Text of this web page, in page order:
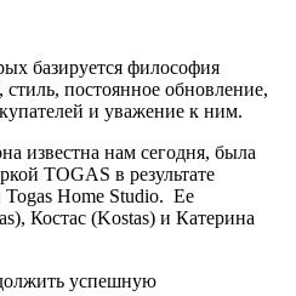
базируется философия
постоянное обновление,
и уважение к ним.
известна нам сегодня, была
TOGAS в результате
Home Studio. Ее
Костас (Kostas) и Катерина
успешную